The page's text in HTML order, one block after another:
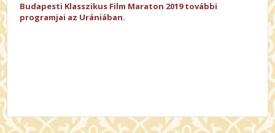
Budapesti Klasszikus Film Maraton 2019 további
programjai az Urániában.